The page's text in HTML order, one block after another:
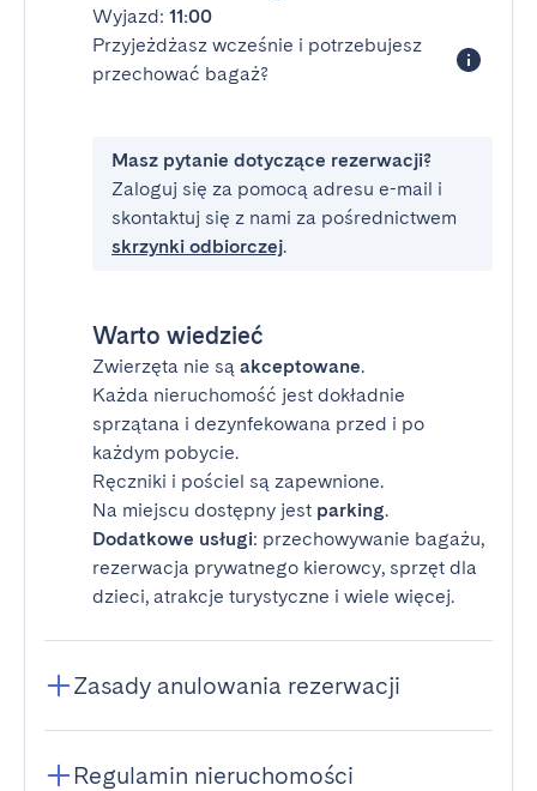
Wyjazd: 11:00
Przyjeżdżasz wcześnie i potrzebujesz
przechować bagaż?
Masz pytanie dotyczące rezerwacji?
Zaloguj się za pomocą adresu e-mail i
skontaktuj się z nami za pośrednictwem
skrzynki odbiorczej.
Warto wiedzieć
Zwierzęta nie są akceptowane.
Każda nieruchomość jest dokładnie
sprzątana i dezynfekowana przed i po
każdym pobycie.
Ręczniki i pościel są zapewnione.
Na miejscu dostępny jest parking.
Dodatkowe usługi: przechowywanie bagażu,
rezerwacja prywatnego kierowcy, sprzęt dla
dzieci, atrakcje turystyczne i wiele więcej.
Zasady anulowania rezerwacji
Regulamin nieruchomości